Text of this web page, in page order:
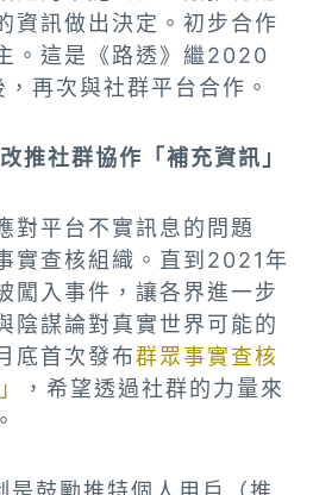
資訊做出決定。初步合作
。這是《路透》繼2020
再次與社群平台合作。
推社群協作「補充資訊」
對平台不實訊息的問題
實查核組織。直到2021年
闖入事件，讓各界進一步
陰謀論對真實世界可能的
底首次發布群眾事實查核
，希望透過社群的力量來